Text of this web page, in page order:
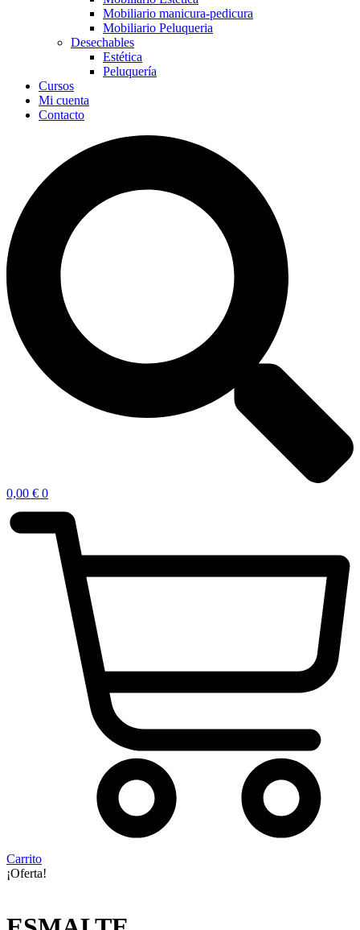
Mobiliario manicura-pedicura
Mobiliario Peluqueria
Desechables
Estética
Peluquería
Cursos
Mi cuenta
Contacto
0,00 € 0
Carrito
¡Oferta!